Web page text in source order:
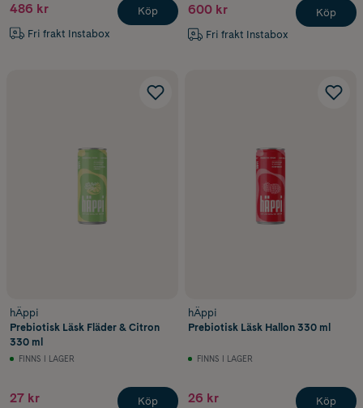
486 kr
Fri frakt Instabox
Köp 600 kr
Fri frakt Instabox
Köp
hÄppi
Prebiotisk Läsk Fläder & Citron
330 ml
FINNS I LAGER
27 kr Köp
hÄppi
Prebiotisk Läsk Hallon 330 ml
FINNS I LAGER
26 kr Köp